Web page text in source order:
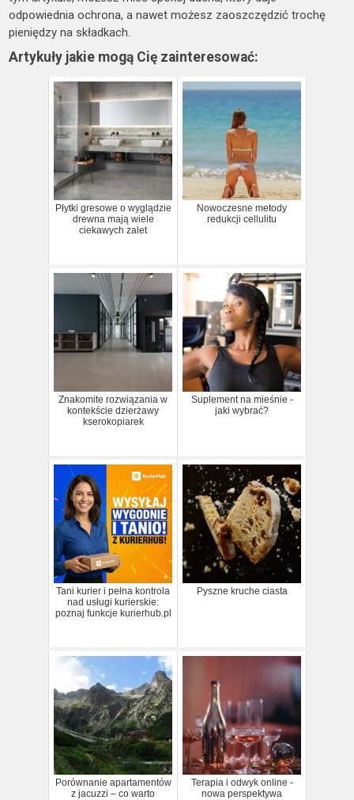
odpowiednia ochrona, a nawet możesz zaoszczędzić trochę
pieniędzy na składkach.
Artykuły jakie mogą Cię zainteresować:
Płytki gresowe o wyglądzie
drewna mają wiele
ciekawych zalet
Nowoczesne metody
redukcji cellulitu
Znakomite rozwiązania w
kontekście dzierżawy
kserokopiarek
Suplement na mieśnie -
jaki wybrać?
Tani kurier i pełna kontrola
nad usługi kurierskie:
poznaj funkcje kurierhub.pl
Pyszne kruche ciasta
Porównanie apartamentów
z jacuzzi – co warto
Terapia i odwyk online -
nowa perspektywa